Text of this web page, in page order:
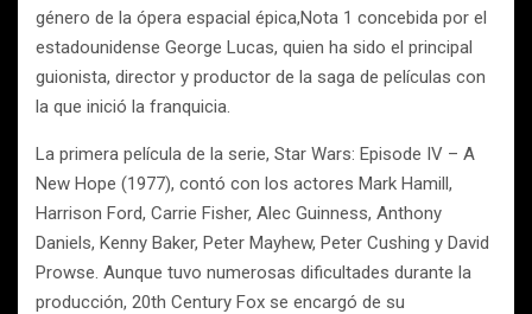
género de la ópera espacial épica,Nota 1 concebida por el
estadounidense George Lucas, quien ha sido el principal
guionista, director y productor de la saga de películas con
la que inició la franquicia.
La primera película de la serie, Star Wars: Episode IV – A
New Hope (1977), contó con los actores Mark Hamill,
Harrison Ford, Carrie Fisher, Alec Guinness, Anthony
Daniels, Kenny Baker, Peter Mayhew, Peter Cushing y David
Prowse. Aunque tuvo numerosas dificultades durante la
producción, 20th Century Fox se encargó de su